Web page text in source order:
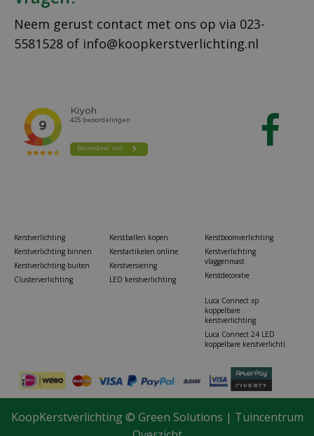
Neem gerust contact met ons op via 023-
5581528 of info@koopkerstverlichting.nl
Kerstverlichting
Kerstverlichting binnen
Kerstverlichting buiten
Clusterverlichting
Kerstballen kopen
Kerstartikelen online
Kerstversiering
LED kerstverlichting
Kerstboomverlichting
Kerstverlichting
vlaggenmast
Kerstdecoratie
Luca Connect xp
koppelbare
kerstverlichting
Luca Connect 24 LED
koppelbare kerstverlichti
KoopKerstverlichting © Green Solutions | Tuincentrum